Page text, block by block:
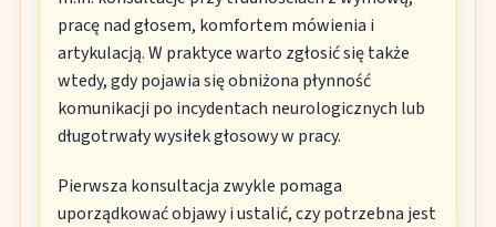
pracę nad głosem, komfortem mówienia i
artykulacją. W praktyce warto zgłosić się także
wtedy, gdy pojawia się obniżona płynność
komunikacji po incydentach neurologicznych lub
długotrwały wysiłek głosowy w pracy.
Pierwsza konsultacja zwykle pomaga
uporządkować objawy i ustalić, czy potrzebna jest